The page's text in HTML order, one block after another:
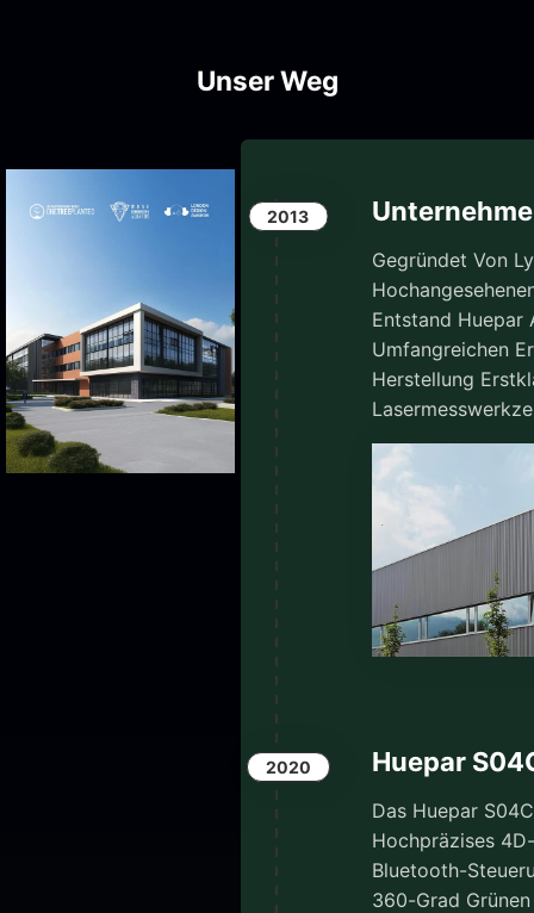
Unser Weg
2013
Gegründet Von
Entstand Huepar
Umfangreichen
Herstellung
2020 Huepar
Das Huepar
Hochpräzises
Bluetooth-
360-Grad